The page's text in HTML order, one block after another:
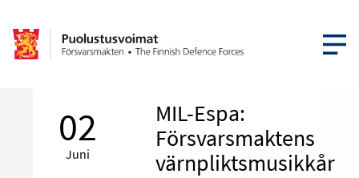
ÖPPNA
02
Juni
MIL-Espa:
Försvarsmaktens
värnpliktsmusikkår